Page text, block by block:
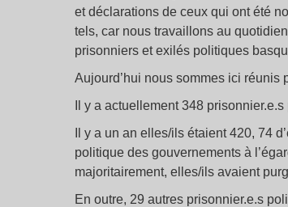
et déclarations de ceux qui ont été
tels, car nous travaillons au
prisonniers et exilés politiques
Aujourd’hui nous sommes ici
Il y a actuellement 348
Il y a un an elles/ils étaient 420, 74
politique des gouvernements à
majoritairement, elles/ils avaient
En outre, 29 autres prisonnier.e.s